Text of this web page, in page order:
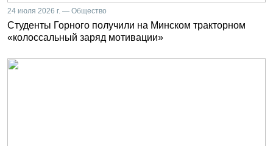
24 июля 2026 г. — Общество
Студенты Горного получили на Минском тракторном
«колоссальный заряд мотивации»